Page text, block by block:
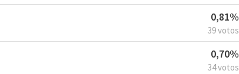
0,81%
39 votos
0,70%
34 votos